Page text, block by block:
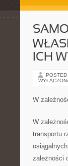
ICH
POSTED
W
W
transportu
zależności